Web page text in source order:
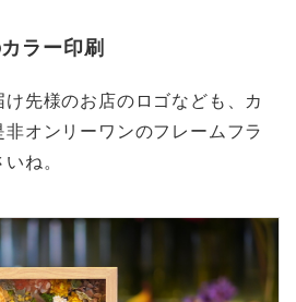
ラー印刷
先様のお店のロゴなども、カ
オンリーワンのフレームフラ
ね。